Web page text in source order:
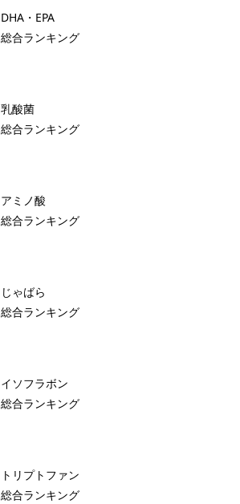
DHA・EPA
総合ランキング
乳酸菌
総合ランキング
アミノ酸
総合ランキング
じゃばら
総合ランキング
イソフラボン
総合ランキング
トリプトファン
総合ランキング